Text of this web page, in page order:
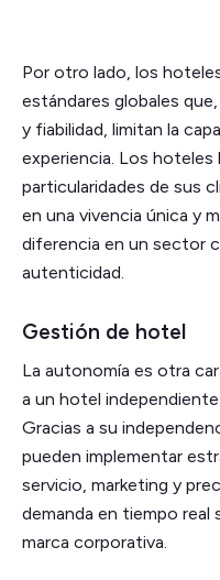
Por otro lado, los
estándares globales
y fiabilidad, limitan la
experiencia. Los
particularidades de sus
en una vivencia única y
diferencia en un sector
autenticidad.
Gestión de hotel
La autonomía es otra
a un hotel
Gracias a su
pueden implementar
servicio, marketing y
demanda en tiempo real
marca corporativa.